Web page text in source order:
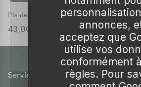
Laurentii
Les feuilles étroites et
Laurentii arborent une
distinctive, ce qui en fait un
décoratif pour tout intérieur.
Conseils d'Entretien des
Plante Serpent, Langue de Belle-Mère
43,00 € ☒ indisponible
Service client
annonces,
acceptez que
utilise vos
conformément
règles. Pour